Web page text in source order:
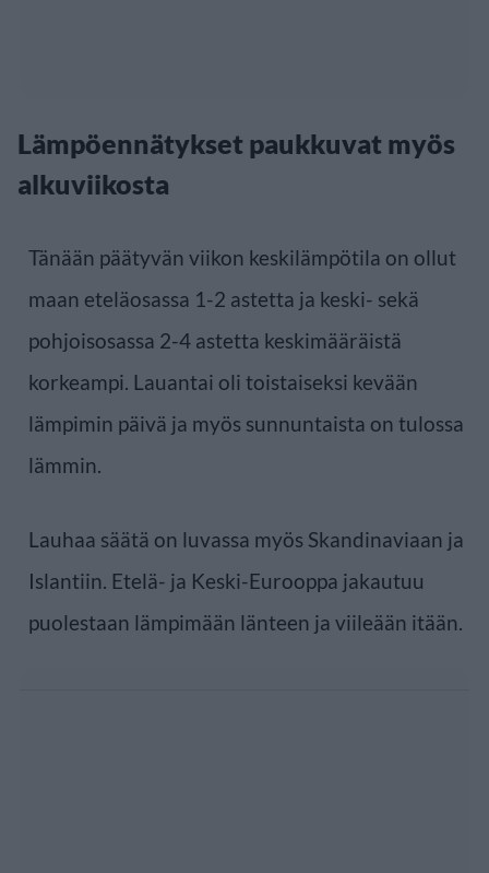
Lämpöennätykset paukkuvat myös
alkuviikosta
Tänään päätyvän viikon keskilämpötila on ollut
maan eteläosassa 1-2 astetta ja keski- sekä
pohjoisosassa 2-4 astetta keskimääräistä
korkeampi. Lauantai oli toistaiseksi kevään
lämpimin päivä ja myös sunnuntaista on tulossa
lämmin.
Lauhaa säätä on luvassa myös Skandinaviaan ja
Islantiin. Etelä- ja Keski-Eurooppa jakautuu
puolestaan lämpimään länteen ja viileään itään.